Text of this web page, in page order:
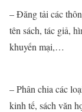
– Đăng tải các
tên sách, tác giả,
khuyến mại,…
– Phân chia các
kinh tế, sách văn